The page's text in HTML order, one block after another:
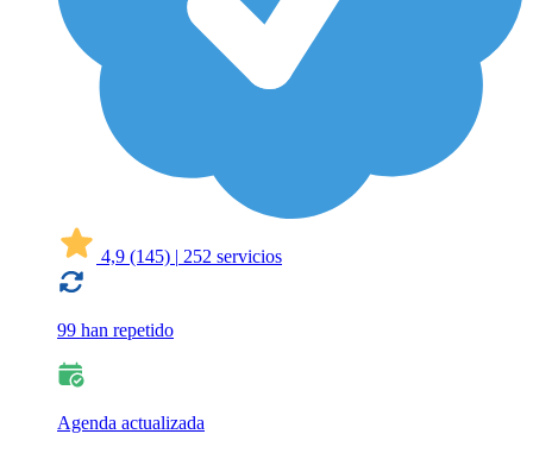
4,9 (145) | 252 servicios
99 han repetido
Agenda actualizada